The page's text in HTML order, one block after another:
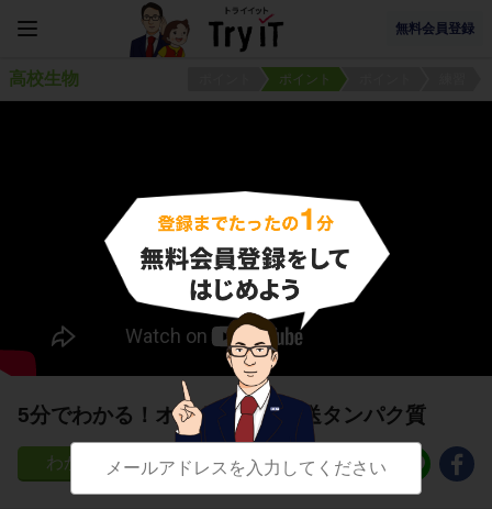
無料会員登録
高校生物 ポイント
5分でわかる！オーキシンの輸送タンパク質
33